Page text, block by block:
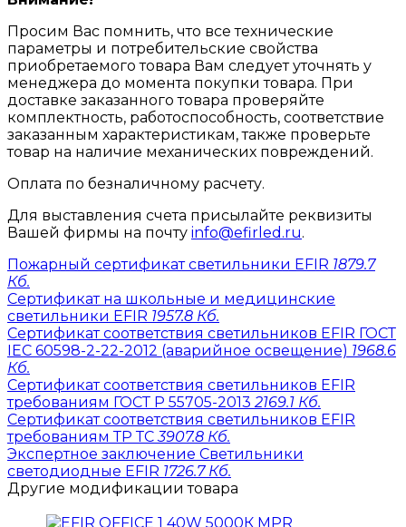
Просим Вас помнить, что все технические
параметры и потребительские свойства
приобретаемого товара Вам следует уточнять у
менеджера до момента покупки товара. При
доставке заказанного товара проверяйте
комплектность, работоспособность, соответствие
заказанным характеристикам, также проверьте
товар на наличие механических повреждений.
Оплата по безналичному расчету.
Для выставления счета присылайте реквизиты
Вашей фирмы на почту info@efirled.ru.
Пожарный сертификат светильники EFIR 1879.7
Кб.
Сертификат на школьные и медицинские
светильники EFIR 1957.8 Кб.
Сертификат соответствия светильников EFIR ГОСТ
IEC 60598-2-22-2012 (аварийное освещение) 1968.6
Кб.
Сертификат соответствия светильников EFIR
требованиям ГОСТ Р 55705-2013 2169.1 Кб.
Сертификат соответствия светильников EFIR
требованиям ТР ТС 3907.8 Кб.
Экспертное заключение Светильники
светодиодные EFIR 1726.7 Кб.
Другие модификации товара